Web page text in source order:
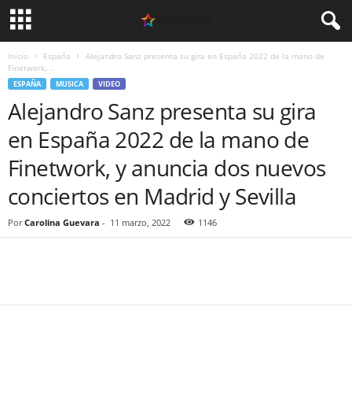
Inicio España
Alejandro Sanz presenta su gira en España 2022 de la mano de
Finetwork,...
ESPAÑA MUSICA VIDEO
Alejandro Sanz presenta su gira
en España 2022 de la mano de
Finetwork, y anuncia dos nuevos
conciertos en Madrid y Sevilla
Por Carolina Guevara - 11 marzo, 2022 1146